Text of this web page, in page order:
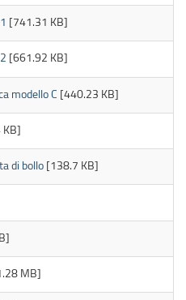
[741.31 KB]
[661.92 KB]
modello C [440.23 KB]
di bollo [138.7 KB]
MB]